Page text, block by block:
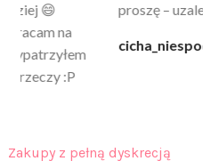
proszę – uzależnia 😅
cicha_niespodzianka
Zakupy z pełną dyskrecją